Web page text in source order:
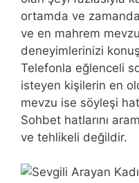
ortamda ve
ve en mahrem
deneyimlerinizi
Telefonla eğlenceli
isteyen kişilerin en
mevzu ise söyleşi
Sohbet hatlarını
ve tehlikeli değildir.